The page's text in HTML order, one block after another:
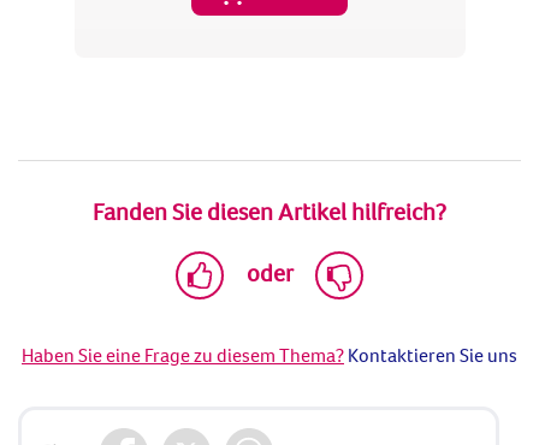
Fanden Sie diesen Artikel hilfreich?
oder
Haben Sie eine Frage zu diesem Thema? Kontaktieren Sie uns